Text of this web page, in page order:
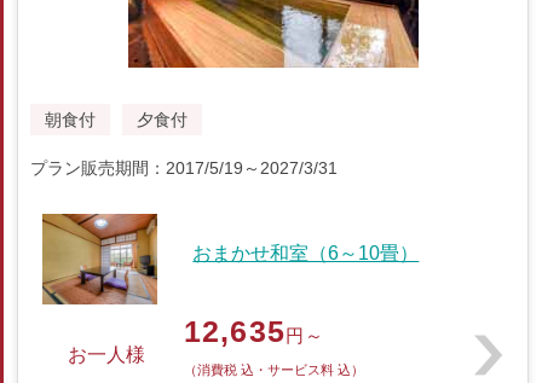
朝食付 夕食付
プラン販売期間：2017/5/19～2027/3/31
おまかせ和室（6～10畳）
お一人様
12,635円～
（消費税 込・サービス料 込）